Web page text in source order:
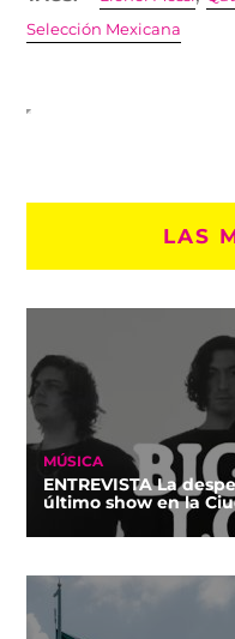
Selección Mexicana
LAS
MÚSICA
ENTREVISTA La
último show en la